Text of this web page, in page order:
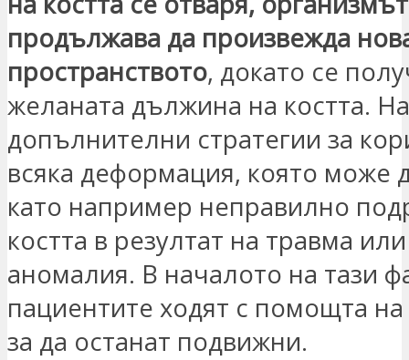
продължава да произвежда
пространството, докато се
желаната дължина на костта.
допълнителни стратегии за
всяка деформация, която може
като например неправилно
костта в резултат на травма
аномалия. В началото на тази
пациентите ходят с помощта
за да останат подвижни.